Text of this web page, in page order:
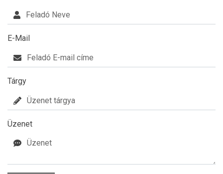
E-Mail
Tárgy
Üzenet